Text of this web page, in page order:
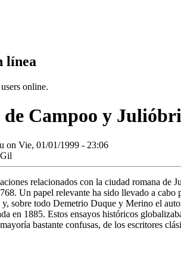
línea
online.
Campoo y
on Vie, 01/01/1999 - 23:06
relacionados con la ciudad romana de
Un papel relevante ha sido llevado a
sobre todo Demetrio Duque y Merino el
en 1885. Estos ensayos históricos
bastante confusas, de los escritores